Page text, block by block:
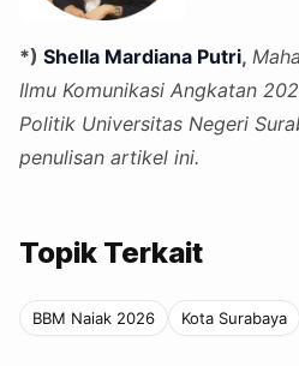
*) Shella Mardiana Putri,
Ilmu Komunikasi Angkatan
Politik Universitas Negeri
penulisan artikel ini.
Topik Terkait
BBM Naiak 2026 Kota Surabaya